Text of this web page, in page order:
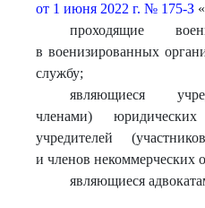
от 1 июня 2022 г. № 175-З
проходящие
в военизированных
службу;
являющиеся
членами)
учредителей
и членов некоммерческих
являющиеся